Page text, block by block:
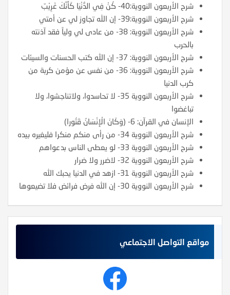
شرح الأربعون النووية:40- كُنْ فِي الدُّنْيَا كَأَنَّكَ غَرِيْبٌ
شرح الأربعون النووية:39- إن الله تجاوز لي عن أمتي
شرح الأربعون النووية: 38- من عادى لي ولياً فقد آذنته
بالحرب
شرح الأربعون النووية: 37- إن الله كتب الحسنات والسيئات
شرح الأربعون النووية: 36- من نفس عن مؤمن كربة من
كرب الدنيا
شرح الأربعون النووية 35- لا تحاسدوا، ولاتناجشوا، ولا
تباغضوا
الإنسان في القرآن: 6- (وَكَانَ الْإِنْسَانُ قَتُورا)
شرح الأربعون النووية 34- من رأى منكم منكرا فليغيره بيده
شرح الأربعون النووية 33- لو يعطى الناس بدعواهم
شرح الأربعون النووية 32- لاضرر ولا ضرار
شرح الأربعون النووية 31- ازهد في الدنيا يحبك الله
شرح الأربعون النووية 30- إن الله فرض فرائض فلا تضيعوها
مواقع التواصل الاجتماعي